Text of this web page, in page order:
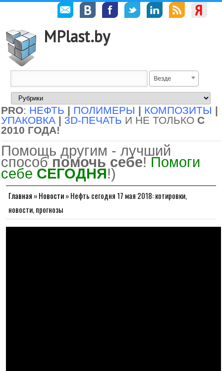
MPlast.by
Везде
PRO: НЕФТЬ | ПОЛИМЕРЫ | КОМПОЗИТЫ |
УПАКОВКА | 3D-ПЕЧАТЬ И НЕ ТОЛЬКО С
2010 ГОДА!
Помощь другим - лучший
способ помочь себе! Помоги
себе СЕГОДНЯ!)
Главная »Новости»Нефть сегодня 17 мая 2018: котировки,
новости, прогнозы